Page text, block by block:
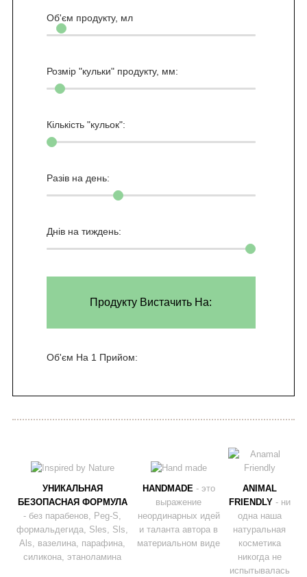
Об'єм продукту, мл
Розмір "кульки" продукту, мм:
Кількість "кульок":
Разів на день:
Днів на тиждень:
Продукту Вистачить На:
Об'єм На 1 Прийом:
УНИКАЛЬНАЯ
БЕЗОПАСНАЯ ФОРМУЛА
- без парабенов, Peg-S,
формальдегида, Sles, Sls,
Als, вазелина, парафина,
силикона, этаноламина
HANDMADE - это
выражение
неординарных идей
и таланта автора в
материальном виде
ANIMAL
FRIENDLY- ни
одна наша
натуральная
косметика
никогда не
испытывалась